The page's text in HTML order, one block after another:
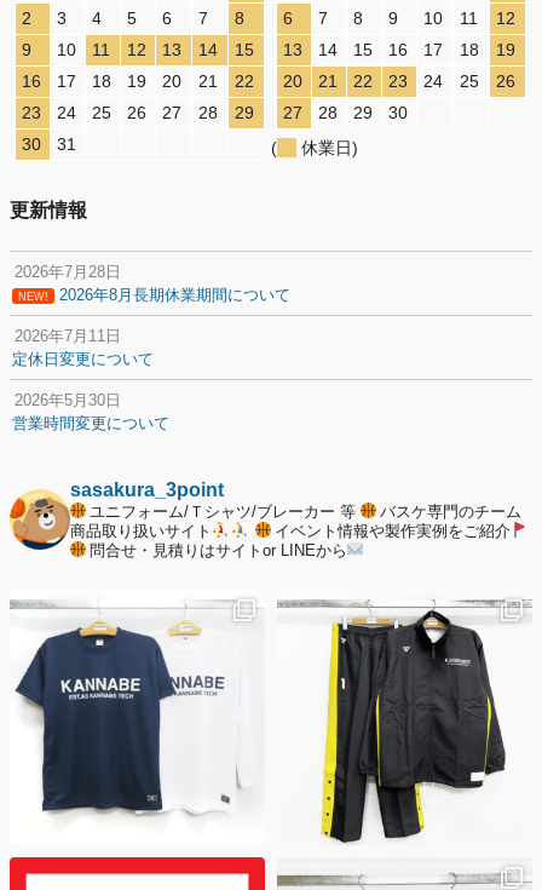
2
3 4 5 6 7
8
9
10 11 12 13 14
15
16
17 18 19 20 21
22
23
24 25 26 27 28
29
30
31
6
7 8 9 10 11
12
13
14 15 16 17 18
19
20
21 22 23 24 25
26
27
28 29
30
(
休業日)
更新情報
2026年7月28日
NEW! 2026年8月長期休業期間について
2026年7月11日
定休日変更について
2026年5月30日
営業時間変更について
納期遅延について
2025年12月11日
年末年始の休業期間について
sasakura_3point
ユニフォーム/Ｔシャツ/ブレーカー 等
バスケ専門のチーム
商品取り扱いサイト
イベント情報や製作実例をご紹介
問合せ・見積りはサイトor LINEから